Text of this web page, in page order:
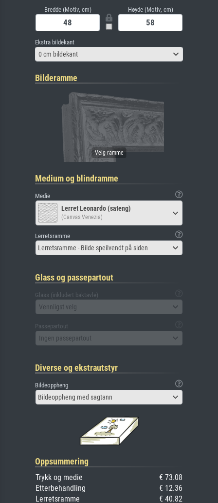
Bredde (Motiv, cm) Høyde (Motiv, cm)
Ekstra bildekant
0 cm bildekant
Bilderamme
Medium og blindramme
Medie
Lerret Leonardo (sateng)
(Canvas Venezia)
Lerretsramme
Lerretsramme - Bilde speilvendt på siden
Glass og passepartout
Glass (inkludert baktavle)
Vennligst velg
Passepartout
Ingen passepartout
Diverse og ekstrautstyr
Bildeoppheng
Bildeoppheng med sagtann
Oppsummering
Trykk og medie
€ 73.08
Etterbehandling
€ 12.36
Lerretsramme
€ 40.82